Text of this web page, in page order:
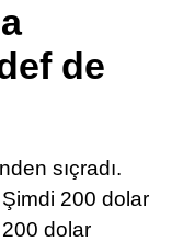
TikTok
de
sıçradı.
Şimdi 200 dolar
dolar